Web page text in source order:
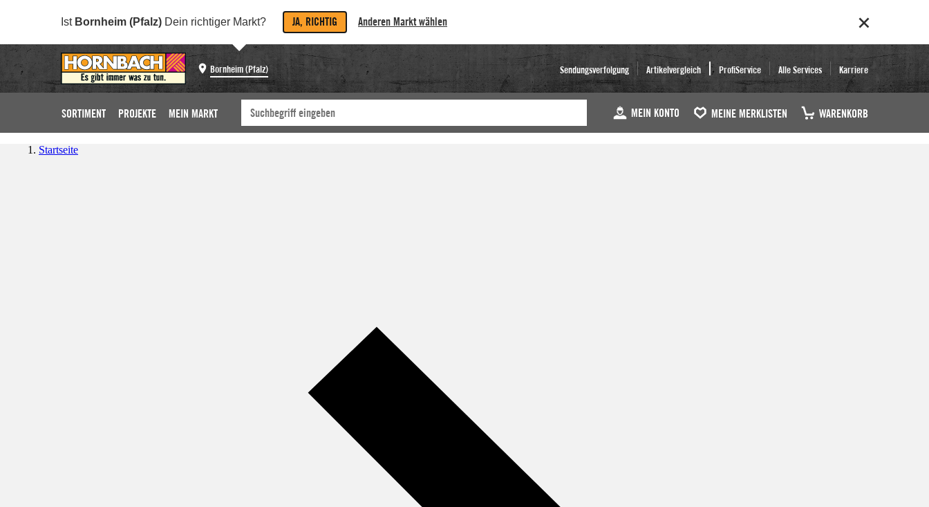
Ist Bornheim (Pfalz) Dein richtiger Markt? JA, RICHTIG Anderen Markt wählen
Bornheim (Pfalz) Sendungsverfolgung Artikelvergleich ProfiService Alle Services Karriere
SORTIMENT PROJEKTE MEIN MARKT MEIN KONTO MEINE MERKLISTEN WARENKORB
Startseite